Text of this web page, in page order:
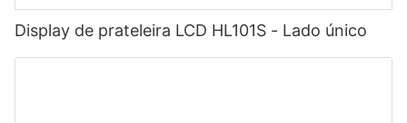
Display de prateleira LCD HL101S - Lado único